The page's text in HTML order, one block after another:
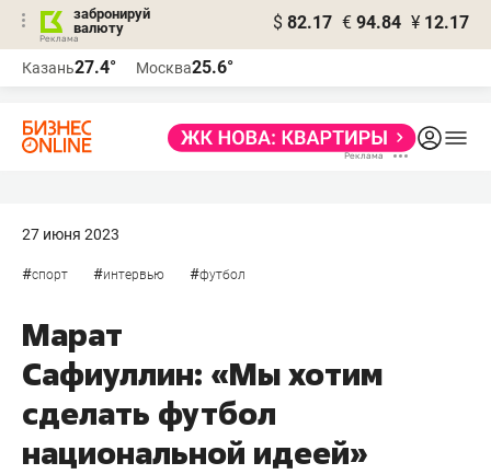
забронируй
валюту
$ 82.17 € 94.84 ¥ 12.17
Казань27.4° Москва25.6°
27 июня 2023
#спорт #интервью #футбол
Марат
Сафиуллин: «Мы хотим
сделать футбол
национальной идеей»